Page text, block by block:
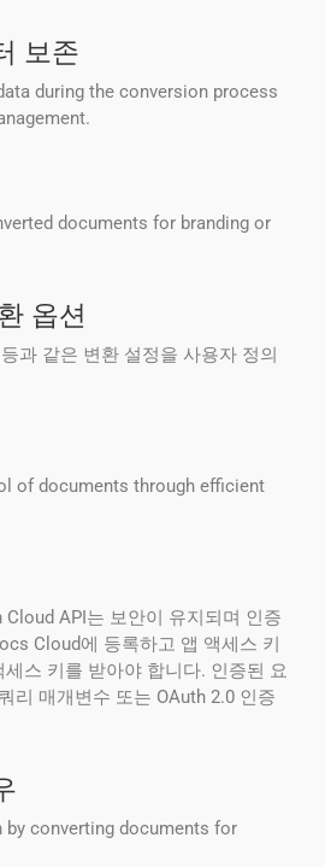
보존
during the conversion process
documents for branding or
옵션
과 같은 변환 설정을 사용자 정의
of documents through efficient
API는 보안이 유지되며 인증
Cloud에 등록하고 앱 액세스 키
세스 키를 받아야 합니다. 인증된 요
리 매개변수 또는 OAuth 2.0 인증
converting documents for